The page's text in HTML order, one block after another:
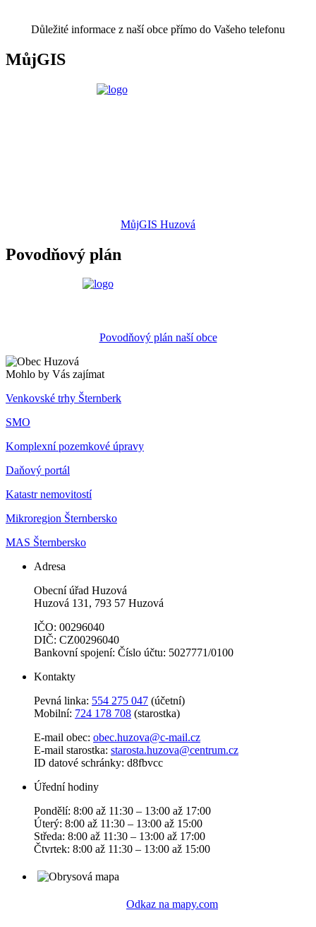
Důležité informace z naší obce přímo do Vašeho telefonu
MůjGIS
MůjGIS Huzová
Povodňový plán
Povodňový plán naší obce
Mohlo by Vás zajímat
Venkovské trhy Šternberk
SMO
Komplexní pozemkové úpravy
Daňový portál
Katastr nemovitostí
Mikroregion Šternbersko
MAS Šternbersko
Adresa
Obecní úřad Huzová
Huzová 131, 793 57 Huzová
IČO: 00296040
DIČ: CZ00296040
Bankovní spojení: Číslo účtu: 5027771/0100
Kontakty
Pevná linka: 554 275 047 (účetní)
Mobilní: 724 178 708 (starostka)
E-mail obec: obec.huzova@c-mail.cz
E-mail starostka: starosta.huzova@centrum.cz
ID datové schránky: d8fbvcc
Úřední hodiny
Pondělí: 8:00 až 11:30 – 13:00 až 17:00
Úterý: 8:00 až 11:30 – 13:00 až 15:00
Středa: 8:00 až 11:30 – 13:00 až 17:00
Čtvrtek: 8:00 až 11:30 – 13:00 až 15:00
Odkaz na mapy.com